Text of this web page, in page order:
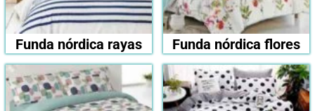
Funda nórdica rayas Funda nórdica flores